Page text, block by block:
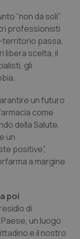
“non da soli”
professionisti
territorio passa,
libera scelta, il
gli
un futuro
come
della Salute,
un
positive”,
a margine
poi
di
un luogo
e il nostro